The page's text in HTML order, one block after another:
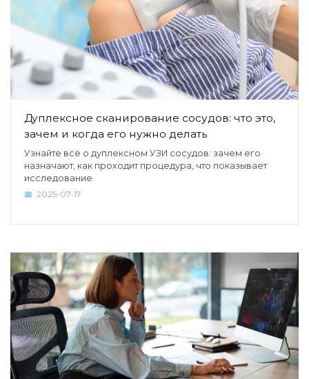
Дуплексное сканирование сосудов: что это,
зачем и когда его нужно делать
Узнайте всё о дуплексном УЗИ сосудов: зачем его
назначают, как проходит процедура, что показывает
исследование
2025-07-17